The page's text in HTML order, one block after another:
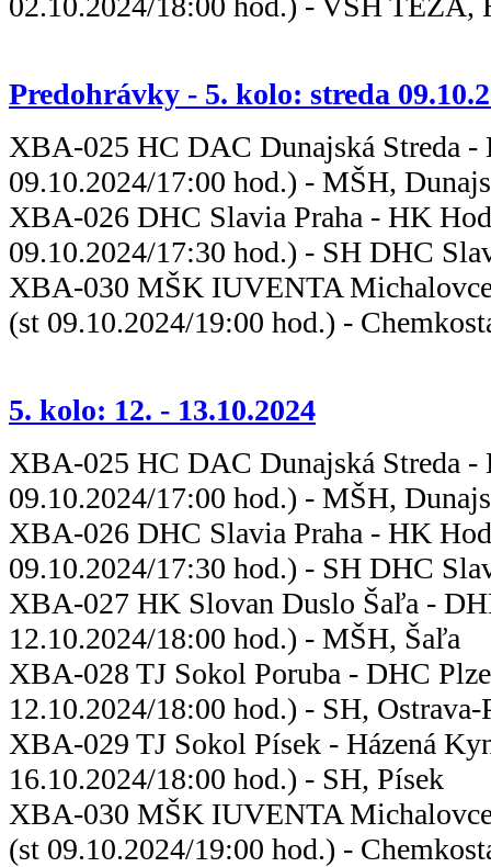
Predohrávky - 5. kolo: streda
XBA-025 HC DAC Dunajská Streda
09.10.2024/17:00 hod.) - MŠH,
XBA-026 DHC Slavia Praha
09.10.2024/17:30 hod.) - SH DHC
XBA-030 MŠK IUVENTA
(st 09.10.2024/19:00 hod.) -
5. kolo: 12. - 13.10.2024
XBA-025 HC DAC Dunajská Streda
09.10.2024/17:00 hod.) - MŠH,
XBA-026 DHC Slavia Praha
09.10.2024/17:30 hod.) - SH DHC
XBA-027 HK Slovan Duslo Šaľa
12.10.2024/18:00 hod.) - MŠH, Šaľa
XBA-028 TJ Sokol Poruba
12.10.2024/18:00 hod.) - SH,
XBA-029 TJ Sokol Písek -
16.10.2024/18:00 hod.) - SH, Písek
XBA-030 MŠK IUVENTA
(st 09.10.2024/19:00 hod.) -